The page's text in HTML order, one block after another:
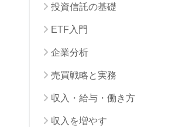
投資信託の基礎
ETF入門
企業分析
売買戦略と実務
収入・給与・働き方
収入を増やす